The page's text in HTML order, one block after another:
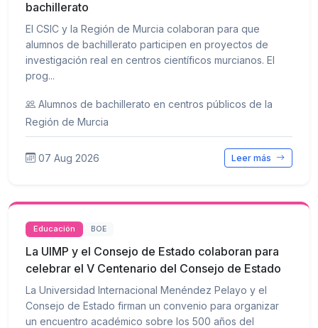
bachillerato
El CSIC y la Región de Murcia colaboran para que
alumnos de bachillerato participen en proyectos de
investigación real en centros científicos murcianos. El
prog...
Alumnos de bachillerato en centros públicos de la
Región de Murcia
07 Aug 2026 Leer más
Educación BOE
La UIMP y el Consejo de Estado colaboran para
celebrar el V Centenario del Consejo de Estado
La Universidad Internacional Menéndez Pelayo y el
Consejo de Estado firman un convenio para organizar
un encuentro académico sobre los 500 años del